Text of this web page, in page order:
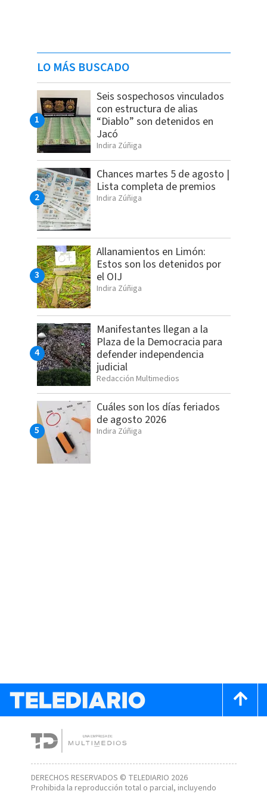
LO MÁS BUSCADO
Seis sospechosos vinculados
con estructura de alias
“Diablo” son detenidos en
Jacó
Indira Zúñiga
Chances martes 5 de agosto |
Lista completa de premios
Indira Zúñiga
Allanamientos en Limón:
Estos son los detenidos por
el OIJ
Indira Zúñiga
Manifestantes llegan a la
Plaza de la Democracia para
defender independencia
judicial
Redacción Multimedios
Cuáles son los días feriados
de agosto 2026
Indira Zúñiga
DERECHOS RESERVADOS © TELEDIARIO 2026
Prohibida la reproducción total o parcial, incluyendo